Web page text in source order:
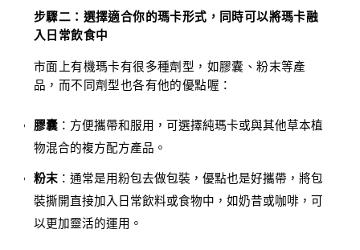
步驟二：選擇適合你的瑪卡形式，同時可以將瑪卡融
入日常飲食中
市面上有機瑪卡有很多種劑型，如膠囊、粉末等產
品，而不同劑型也各有他的優點喔：
膠囊 ：方便攜帶和服用，可選擇純瑪卡或與其他草本植
物混合的複方配方產品。
粉末 ：通常是用粉包去做包裝，優點也是好攜帶，將包
裝撕開直接加入日常飲料或食物中，如奶昔或咖啡，可
以更加靈活的運用。